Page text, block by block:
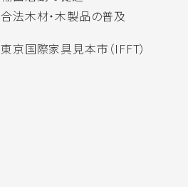
合法木材・木製品の普及
東京国際家具見本市（IFFT）